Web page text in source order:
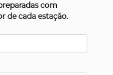
com
de cada estação.